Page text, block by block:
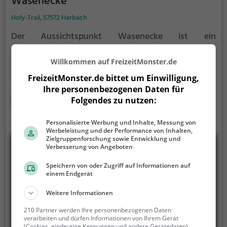
Holy-Trail, 57572 Harbach
Der Aussichtspunkt Wasenecke ist ein
Aussichtspunkt in Harbach. Von dem
Aussichtspunkt hast du einen großartigen Ausblick
auf Harbach und die Umgebung. Im Sommer ist der
Aussichtspunkt Wasenecke ein schönes Ausflugsziel
für Familienausflüge, Wanderungen oder zum
Picknicken und lockt an warmen und sonnigen
Tagen viele Besucher aus der Region an.
Mehr erfahren
Willkommen auf FreizeitMonster.de
FreizeitMonster.de bittet um Einwilligung,
Ihre personenbezogenen Daten für
Folgendes zu nutzen:
Personalisierte Werbung und Inhalte, Messung von
Werbeleistung und der Performance von Inhalten,
Zielgruppenforschung sowie Entwicklung und
Verbesserung von Angeboten
Speichern von oder Zugriff auf Informationen auf
einem Endgerät
Weitere Informationen
210 Partner werden Ihre personenbezogenen Daten
verarbeiten und dürfen Informationen von Ihrem Gerät